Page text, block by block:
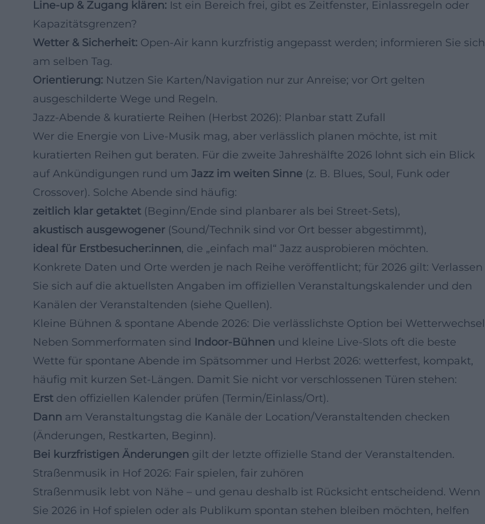
Line‑up & Zugang klären: Ist ein Bereich frei, gibt es Zeitfenster, Einlassregeln oder
Kapazitätsgrenzen?
Wetter & Sicherheit: Open‑Air kann kurzfristig angepasst werden; informieren Sie sich
am selben Tag.
Orientierung: Nutzen Sie Karten/Navigation nur zur Anreise; vor Ort gelten
ausgeschilderte Wege und Regeln.
Jazz‑Abende & kuratierte Reihen (Herbst 2026): Planbar statt Zufall
Wer die Energie von Live‑Musik mag, aber verlässlich planen möchte, ist mit
kuratierten Reihen gut beraten. Für die zweite Jahreshälfte 2026 lohnt sich ein Blick
auf Ankündigungen rund um Jazz im weiten Sinne (z. B. Blues, Soul, Funk oder
Crossover). Solche Abende sind häufig:
zeitlich klar getaktet (Beginn/Ende sind planbarer als bei Street‑Sets),
akustisch ausgewogener (Sound/Technik sind vor Ort besser abgestimmt),
ideal für Erstbesucher:innen, die „einfach mal“ Jazz ausprobieren möchten.
Konkrete Daten und Orte werden je nach Reihe veröffentlicht; für 2026 gilt: Verlassen
Sie sich auf die aktuellsten Angaben im offiziellen Veranstaltungskalender und den
Kanälen der Veranstaltenden (siehe Quellen).
Kleine Bühnen & spontane Abende 2026: Die verlässlichste Option bei Wetterwechsel
Neben Sommerformaten sind Indoor‑Bühnen und kleine Live‑Slots oft die beste
Wette für spontane Abende im Spätsommer und Herbst 2026: wetterfest, kompakt,
häufig mit kurzen Set‑Längen. Damit Sie nicht vor verschlossenen Türen stehen:
Erst den offiziellen Kalender prüfen (Termin/Einlass/Ort).
Dann am Veranstaltungstag die Kanäle der Location/Veranstaltenden checken
(Änderungen, Restkarten, Beginn).
Bei kurzfristigen Änderungen gilt der letzte offizielle Stand der Veranstaltenden.
Straßenmusik in Hof 2026: Fair spielen, fair zuhören
Straßenmusik lebt von Nähe – und genau deshalb ist Rücksicht entscheidend. Wenn
Sie 2026 in Hof spielen oder als Publikum spontan stehen bleiben möchten, helfen